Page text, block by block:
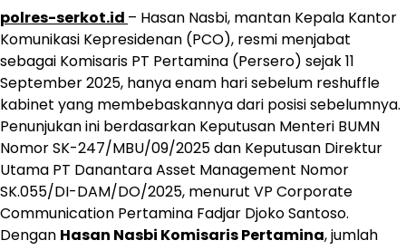
polres-serkot.id – Hasan Nasbi, mantan Kepala Kantor
Komunikasi Kepresidenan (PCO), resmi menjabat
sebagai Komisaris PT Pertamina (Persero) sejak 11
September 2025, hanya enam hari sebelum reshuffle
kabinet yang membebaskannya dari posisi sebelumnya.
Penunjukan ini berdasarkan Keputusan Menteri BUMN
Nomor SK-247/MBU/09/2025 dan Keputusan Direktur
Utama PT Danantara Asset Management Nomor
SK.055/DI-DAM/DO/2025, menurut VP Corporate
Communication Pertamina Fadjar Djoko Santoso.
Dengan Hasan Nasbi Komisaris Pertamina, jumlah